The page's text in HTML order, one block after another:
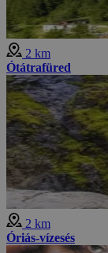
2 km
Ótátrafüred
2 km
Óriás-vízesés